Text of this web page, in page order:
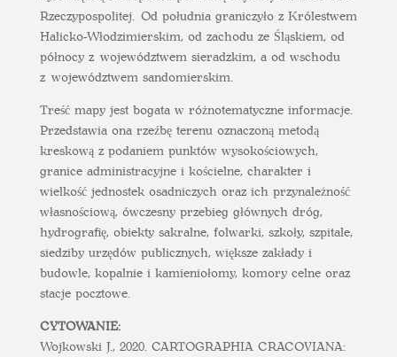
Rzeczypospolitej. Od południa graniczyło z Królestwem
Halicko-Włodzimierskim, od zachodu ze Śląskiem, od
północy z województwem sieradzkim, a od wschodu
z województwem sandomierskim.
Treść mapy jest bogata w różnotematyczne informacje.
Przedstawia ona rzeźbę terenu oznaczoną metodą
kreskową z podaniem punktów wysokościowych,
granice administracyjne i kościelne, charakter i
wielkość jednostek osadniczych oraz ich przynależność
własnościową, ówczesny przebieg głównych dróg,
hydrografię, obiekty sakralne, folwarki, szkoły, szpitale,
siedziby urzędów publicznych, większe zakłady i
budowle, kopalnie i kamieniołomy, komory celne oraz
stacje pocztowe.
CYTOWANIE:
Wojkowski J., 2020. CARTOGRAPHIA CRACOVIANA: